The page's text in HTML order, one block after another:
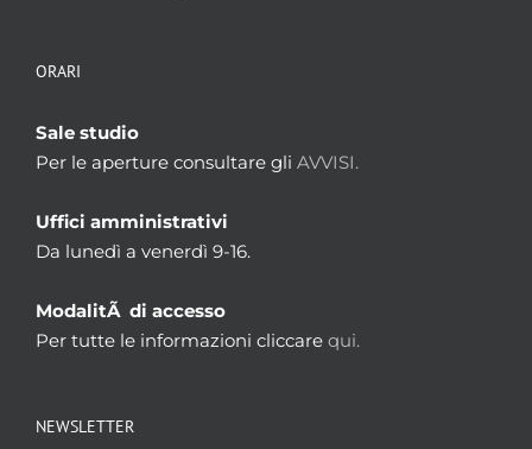
ORARI
Sale studio
Per le aperture consultare gli AVVISI.
Uffici amministrativi
Da lunedì a venerdì 9-16.
ModalitÃ di accesso
Per tutte le informazioni cliccare qui.
NEWSLETTER